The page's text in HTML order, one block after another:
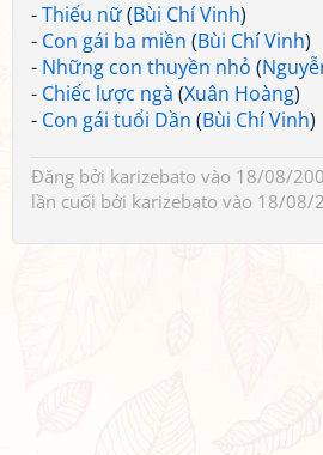
-Thiếu nữ(Bùi Chí Vinh)
- Con gái ba miền (Bùi Chí Vinh)
- Những con thuyền nhỏ (
- Chiếc lược ngà (Xuân Hoàng)
- Con gái tuổi Dần (Bùi Chí Vinh)
Đăng bởi karizebato vào 18/08/
lần cuối bởi karizebato vào 18/08/